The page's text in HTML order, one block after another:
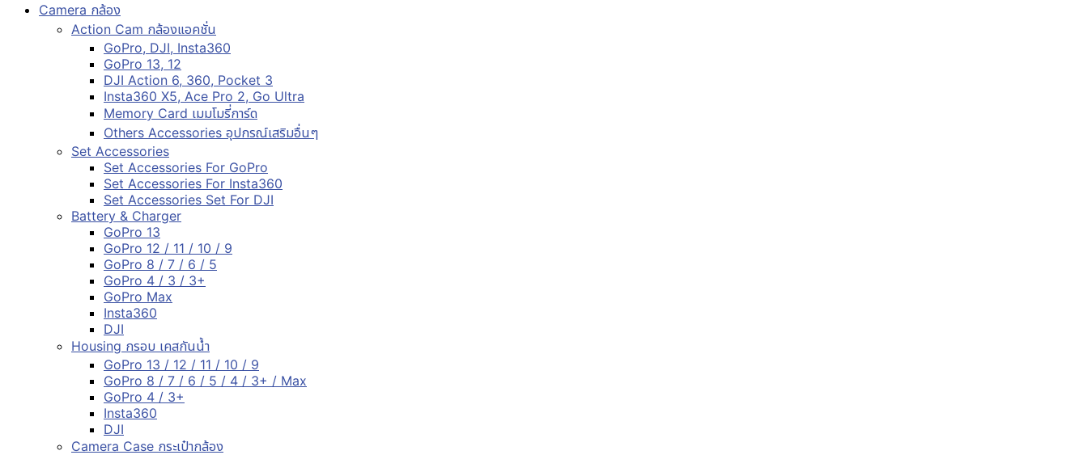
Camera กล้อง
Action Cam กล้องแอคชั่น
GoPro, DJI, Insta360
GoPro 13, 12
DJI Action 6, 360, Pocket 3
Insta360 X5, Ace Pro 2, Go Ultra
Memory Card เมมโมรี่การ์ด
Others Accessories อุปกรณ์เสริมอื่นๆ
Set Accessories
Set Accessories For GoPro
Set Accessories For Insta360
Set Accessories Set For DJI
Battery & Charger
GoPro 13
GoPro 12 / 11 / 10 / 9
GoPro 8 / 7 / 6 / 5
GoPro 4 / 3 / 3+
GoPro Max
Insta360
DJI
Housing กรอบ เคสกันน้ำ
GoPro 13 / 12 / 11 / 10 / 9
GoPro 8 / 7 / 6 / 5 / 4 / 3+ / Max
GoPro 4 / 3+
Insta360
DJI
Camera Case กระเป๋ากล้อง